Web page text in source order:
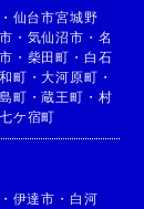
・ 仙台市宮城野
・ 気仙沼市 ・ 名
・ 柴田町 ・ 白石
町 ・大河原町 ・
町 ・蔵王町 ・ 村
七ケ宿町
・ 伊達市 ・ 白河